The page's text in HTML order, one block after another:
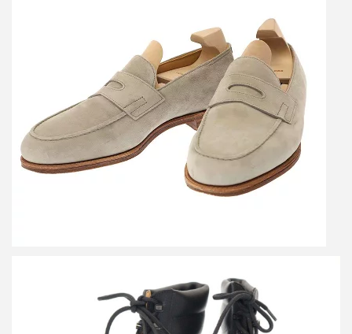
ジョン ロブ Lopez ロペス スエードローファー
買取金額26,400円
詳しく見る